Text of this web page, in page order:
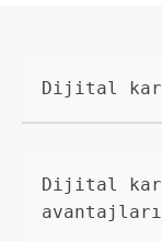
Dijital
temsil
Dijital